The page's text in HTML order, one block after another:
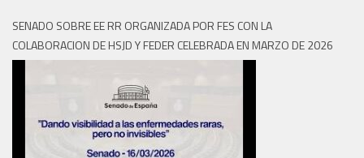
SENADO SOBRE EE RR ORGANIZADA POR FES CON LA
COLABORACION DE HSJD Y FEDER CELEBRADA EN MARZO DE 2026